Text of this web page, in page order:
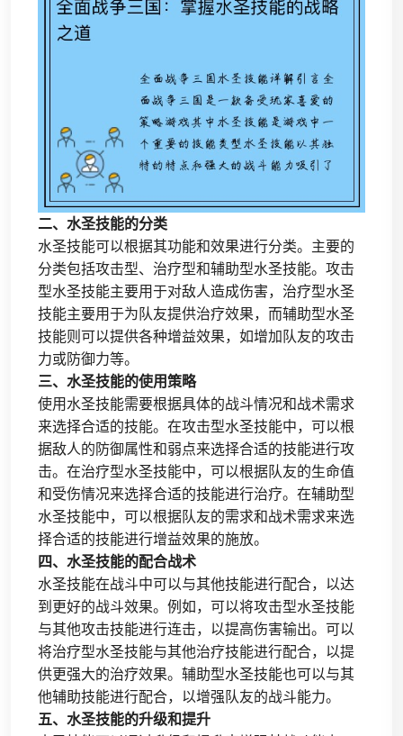
二、水圣技能的分类
水圣技能可以根据其功能和效果进行分类。主要的
分类包括攻击型、治疗型和辅助型水圣技能。攻击
型水圣技能主要用于对敌人造成伤害，治疗型水圣
技能主要用于为队友提供治疗效果，而辅助型水圣
技能则可以提供各种增益效果，如增加队友的攻击
力或防御力等。
三、水圣技能的使用策略
使用水圣技能需要根据具体的战斗情况和战术需求
来选择合适的技能。在攻击型水圣技能中，可以根
据敌人的防御属性和弱点来选择合适的技能进行攻
击。在治疗型水圣技能中，可以根据队友的生命值
和受伤情况来选择合适的技能进行治疗。在辅助型
水圣技能中，可以根据队友的需求和战术需求来选
择合适的技能进行增益效果的施放。
四、水圣技能的配合战术
水圣技能在战斗中可以与其他技能进行配合，以达
到更好的战斗效果。例如，可以将攻击型水圣技能
与其他攻击技能进行连击，以提高伤害输出。可以
将治疗型水圣技能与其他治疗技能进行配合，以提
供更强大的治疗效果。辅助型水圣技能也可以与其
他辅助技能进行配合，以增强队友的战斗能力。
五、水圣技能的升级和提升